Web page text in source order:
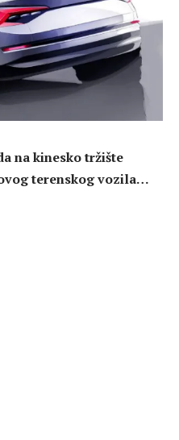
na kinesko tržište
terenskog vozila…